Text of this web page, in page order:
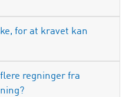
for at kravet kan
regninger fra